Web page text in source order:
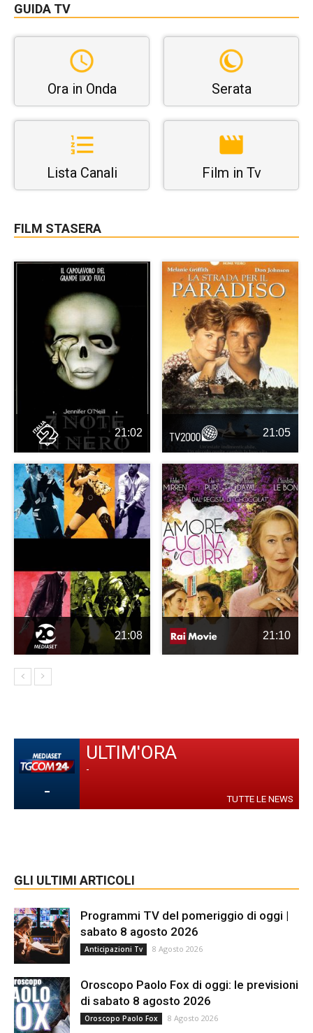
GUIDA TV
Ora in Onda Serata
Lista Canali Film in Tv
FILM STASERA
21:02 21:05
21:08 21:10
-
ULTIM'ORA
-
TUTTE LE NEWS
GLI ULTIMI ARTICOLI
Programmi TV del pomeriggio di oggi |
sabato 8 agosto 2026
Anticipazioni Tv 8 Agosto 2026
Oroscopo Paolo Fox di oggi: le previsioni
di sabato 8 agosto 2026
Oroscopo Paolo Fox 8 Agosto 2026